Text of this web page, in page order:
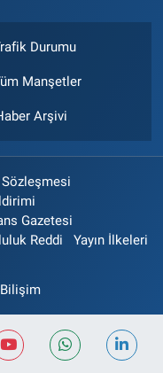
Durumu
Manşetler
Arşivi
Gazetesi
Reddi Yayın İlkeleri